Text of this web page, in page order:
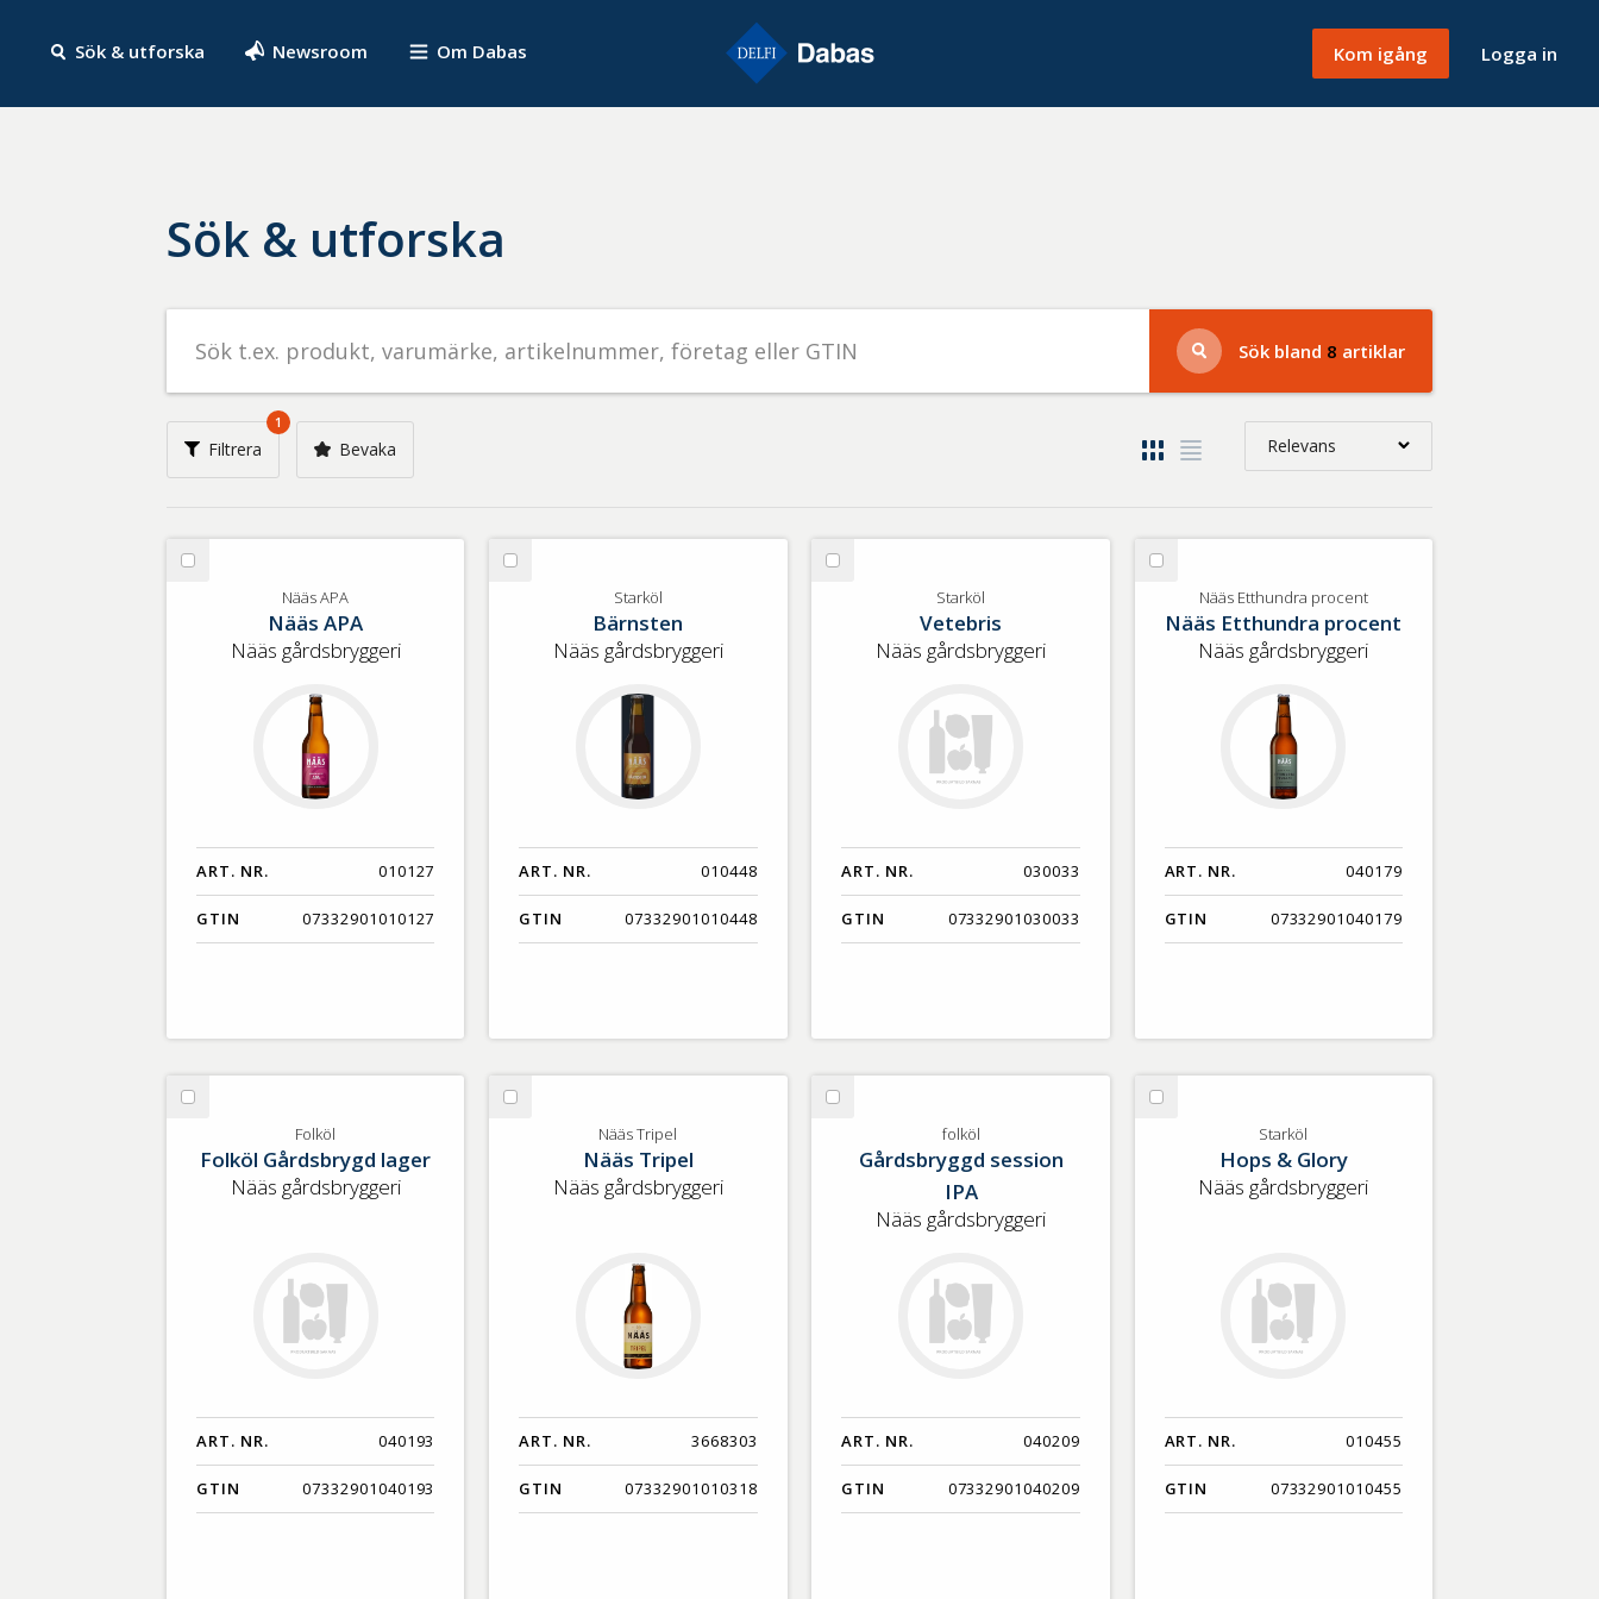
Sök & utforska Newsroom Om Dabas Kom igång Logga in
Sök & utforska
Sök
livsmedel
på
t.ex.
produkt,
varumärke,
GTIN
Sök bland 8 artiklar
Filtrera
1
Bevaka Relevans
Nyaste
Benämning A-Ö
Varumärken A-Ö
Artikelnummer
GTIN
Med bild först
Välj
Nääs APA
Nääs APA
Nääs gårdsbryggeri
ART. NR. 010127
GTIN 07332901010127
Välj
Starköl
Bärnsten
Nääs gårdsbryggeri
ART. NR. 010448
GTIN 07332901010448
Välj
Starköl
Vetebris
Nääs gårdsbryggeri
ART. NR. 030033
GTIN 07332901030033
Välj
Etthundra
procent
Nääs Etthundra procent
Nääs Etthundra procent
Nääs gårdsbryggeri
ART. NR. 040179
GTIN 07332901040179
Välj
Folköl
Folköl Gårdsbrygd lager
Nääs gårdsbryggeri
ART. NR. 040193
GTIN 07332901040193
Välj
Nääs Tripel
Nääs Tripel
Nääs gårdsbryggeri
ART. NR. 3668303
GTIN 07332901010318
Välj
folköl
Gårdsbryggd session
IPA
Nääs gårdsbryggeri
ART. NR. 040209
GTIN 07332901040209
Välj
Starköl
Hops & Glory
Nääs gårdsbryggeri
ART. NR. 010455
GTIN 07332901010455